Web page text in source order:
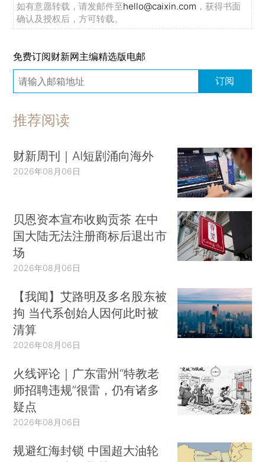
如有意愿转载，请发邮件至hello@caixin.com ，获得书面
确认及授权后，方可转载。
免费订阅财新网主编精选版电邮
订阅
推荐阅读
财新周刊｜AI短剧涌向海外
2026年08月06日
贝恩资本宣布收购贡茶 在中
国大陆无法注册商标后退出市
场
2026年08月06日
【我闻】艾路明及多名股东被
拘 当代系创始人因何此时被
清算
2026年08月06日
火线评论｜广东雷州“特教老
师招聘违规”很雷，仍有诸多
疑点
2026年08月06日
规避红海封锁 中国超大油轮